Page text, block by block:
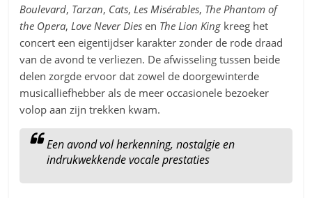
Boulevard, Tarzan, Cats, Les Misérables, The Phantom of
the Opera, Love Never Dies en The Lion King kreeg het
concert een eigentijdser karakter zonder de rode draad
van de avond te verliezen. De afwisseling tussen beide
delen zorgde ervoor dat zowel de doorgewinterde
musicalliefhebber als de meer occasionele bezoeker
volop aan zijn trekken kwam.
Een avond vol herkenning, nostalgie en
indrukwekkende vocale prestaties